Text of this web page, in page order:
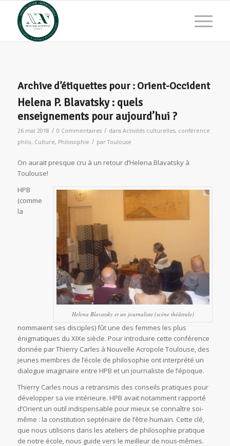
Archive d’étiquettes pour : Orient-Occident
Helena P. Blavatsky : quels
enseignements pour aujourd’hui ?
26 mai 2018 / 0 Commentaires / dans Activités culturelles, conférence
philo, Culture, Philosophie / parToulouse
On aurait presque cru à un retour d’Helena Blavatsky à
Toulouse!
Helena Blavatsky et un journaliste (scène théâtrale)
HPB
(comme
la
nommaient ses disciples) fût une des femmes les plus
énigmatiques du XIXe siècle. Pour introduire cette conférence
donnée par Thierry Carles à Nouvelle Acropole Toulouse, des
jeunes membres de l’école de philosophie ont interprété un
dialogue imaginaire entre HPB et un journaliste de l’époque.
Thierry Carles nous a retransmis des conseils pratiques pour
développer sa vie intérieure. HPB avait notamment rapporté
d’Orient un outil indispensable pour mieux se connaître soi-
même : la constitution septénaire de l’être humain. Cette clé,
que nous utilisons dans les ateliers de philosophie pratique
de notre école, nous guide vers le meilleur de nous-mêmes.